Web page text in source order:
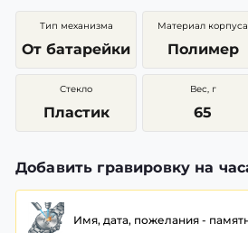
Тип механизма
От батарейки
Материал корпуса
Полимер
Стекло
Пластик
Вес, г
65
Добавить гравировку на
Имя, дата, пожелания -